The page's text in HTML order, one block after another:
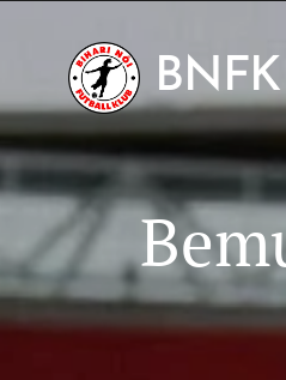
BNFK